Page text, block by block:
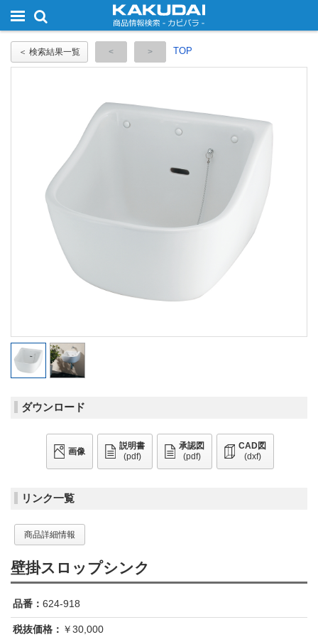
＜ 検索結果一覧 TOP
ダウンロード
画像
説明書
(pdf)
承認図
(pdf)
CAD図
(dxf)
リンク一覧
商品詳細情報
壁掛スロップシンク
品番： 624-918
税抜価格： ￥30,000